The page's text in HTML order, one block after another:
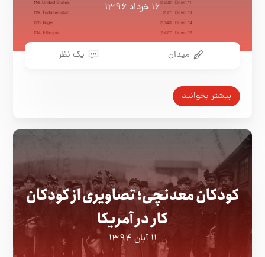
۱۶ خرداد ۱۳۹۶
میدان یک نظر
بیشتر بخوانید
کودکان معدنچی؛ تصاویری از کودکان
کار در آمریکا
۱۱ آبان ۱۳۹۴